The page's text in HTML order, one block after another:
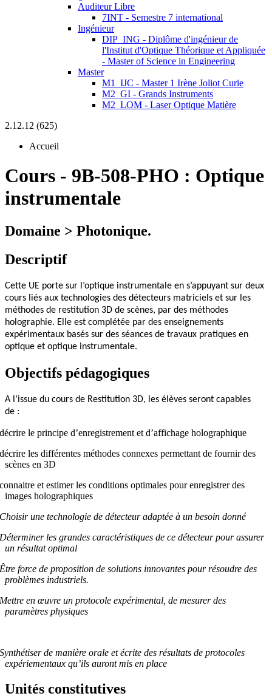
Auditeur Libre
7INT - Semestre 7 international
Ingénieur
DIP_ING - Diplôme d'ingénieur de
l'Institut d'Optique Théorique et Appliquée
- Master of Science in Engineering
Master
M1_IJC - Master 1 Irène Joliot Curie
M2_GI - Grands Instruments
M2_LOM - Laser Optique Matière
2.12.12 (625)
Accueil
Cours - 9B-508-PHO : Optique
instrumentale
Domaine > Photonique.
Descriptif
Cette UE porte sur l’optique instrumentale en s’appuyant sur deux
cours liés aux technologies des détecteurs matriciels et sur les
méthodes de restitution 3D de scènes, par des méthodes
holographie. Elle est complétée par des enseignements
expérimentaux basés sur des séances de travaux pratiques en
optique et optique instrumentale.
Objectifs pédagogiques
A l’issue du cours de Restitution 3D, les élèves seront capables
de :
décrire le principe d’enregistrement et d’affichage holographique
décrire les différentes méthodes connexes permettant de fournir des
scènes en 3D
connaitre et estimer les conditions optimales pour enregistrer des
images holographiques
Choisir une technologie de détecteur adaptée à un besoin donné
Déterminer les grandes caractéristiques de ce détecteur pour assurer
un résultat optimal
Être force de proposition de solutions innovantes pour résoudre des
problèmes industriels.
Mettre en œuvre un protocole expérimental, de mesurer des
paramètres physiques
Synthétiser de manière orale et écrite des résultats de protocoles
expériementaux qu’ils auront mis en place
Unités constitutives